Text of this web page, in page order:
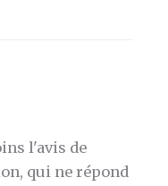
l'avis de
qui ne répond